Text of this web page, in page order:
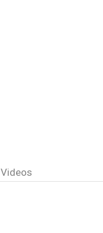
Videos